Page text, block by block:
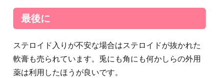
最後に
ステロイド入りが不安な場合はステロイドが抜かれた
軟膏も売られています。兎にも角にも何かしらの外用
薬は利用したほうが良いです。